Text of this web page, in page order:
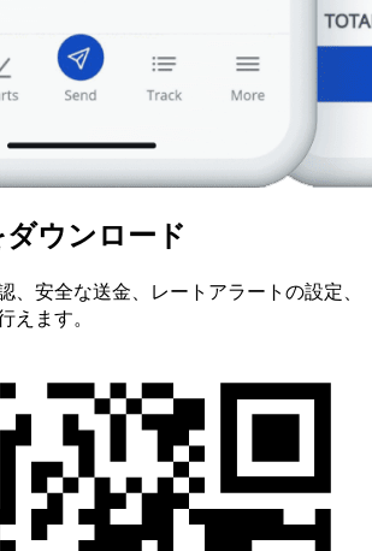
ウンロード
、安全な送金、レートアラートの設定、
えます。